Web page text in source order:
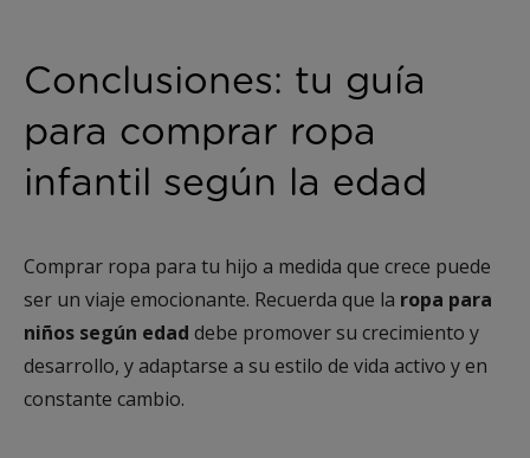
Conclusiones: tu guía
para comprar ropa
infantil según la edad
Comprar ropa para tu hijo a medida que crece puede
ser un viaje emocionante. Recuerda que la ropa para
niños según edad debe promover su crecimiento y
desarrollo, y adaptarse a su estilo de vida activo y en
constante cambio.